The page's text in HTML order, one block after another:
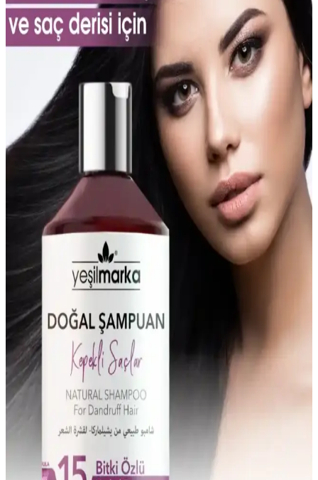
Sedolin Şampuanları Problemli Saçlar İçin
Güvenilir ve Etkili Bakım Seçeneği
Sedolin şampuanları, kuru, kepekli ve yağlı saçlar için özel
formülleriyle saçların doğal yapısını korur, güçlendirir ve saç derisini
sağlıklı tutar. Uzun süreli kullanımda etkili sonuçlar sağlar.
Doğal ve Güçlü Kepek Şampuanları: Saç Derisini
Koruyan Bitkisel Çözümler
Saç derisinde kepek sorununu doğal ve etkili bitkisel şampuanlarla
hafifletin. Düzenli kullanımda saç sağlığınızı koruyun ve kepeği
Saç Derisi Temizliği ve Bakımı İçin En İyi Yoğun
Şampuanlar Hakkında Kapsamlı Rehber
Saç derisi sağlığı için kepek, yağlılık, hassasiyet ve kuru deriye
uygun şampuanlar hakkında detaylı bilgiler ve doğru ürün seçimi
ipuçları sunuyoruz.
Sağlığını Koruyan Güvenilir Çözümler
Saç sağlığı ve kepek sorunlarıyla mücadelede etkili ve güvenilir
kepek önleyici şampuanlar hakkında detaylı bilgi ve kullanım
önerileri.
Saç Derisi İçin Doğru Arındırıcı Şampuan Seçimi ve
Kullanım İpuçları
Saç derisi sağlığı için uygun arındırıcı şampuanlar ve kullanım
önerileriyle kepek, dökülme ve kaşıntıya karşı etkili çözümler
sunuyoruz.